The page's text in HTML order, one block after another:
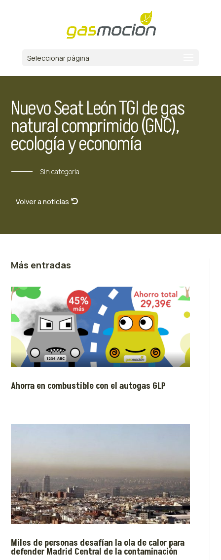
Seleccionar página
Nuevo Seat León TGI de gas
natural comprimido (GNC),
ecología y economía
Sin categoría
Volver a noticias
Más entradas
Ahorra en combustible con el autogas GLP
Miles de personas desafían la ola de calor para
defender Madrid Central de la contaminación